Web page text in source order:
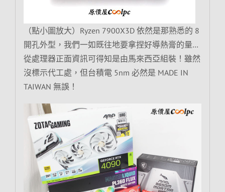
（點小圖放大）Ryzen 7900X3D 依然是那熟悉的 8
開孔外型，我們一如既往地要拿捏好導熱膏的量…
從處理器正面資訊可得知是由馬來西亞組裝！雖然
沒標示代工處，但台積電 5nm 必然是 MADE IN
TAIWAN 無誤！